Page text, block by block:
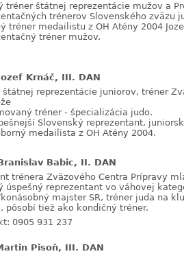
tréner štátnej reprezentácie mužov a
trénerov Slovenského zväzu
tréner medailistu z OH Atény 2004
tréner mužov.
Krnáč, III. DAN
štátnej reprezentácie juniorov, tréner
tréner - špecializácia judo.
Slovenský reprezentant,
medailista z OH Atény 2004.
Babic, II. DAN
trénera Zväzového Centra Prípravy
úspešný reprezentant vo váhovej
majster SR, tréner juda na
pôsobí tiež ako kondičný tréner.
0905 931 237
Pisoň, III. DAN